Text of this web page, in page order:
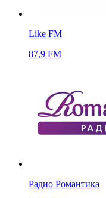
Like FM
87,9 FM
Радио Романтика